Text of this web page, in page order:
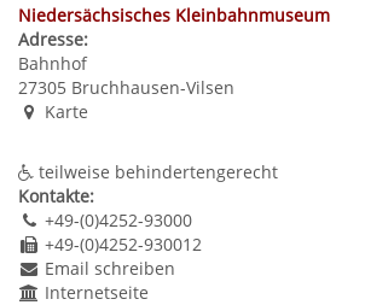
Niedersächsisches Kleinbahnmuseum
Adresse:
Bahnhof
27305 Bruchhausen-Vilsen
Karte
teilweise behindertengerecht
Kontakte:
+49-(0)4252-93000
+49-(0)4252-930012
Email schreiben
Internetseite